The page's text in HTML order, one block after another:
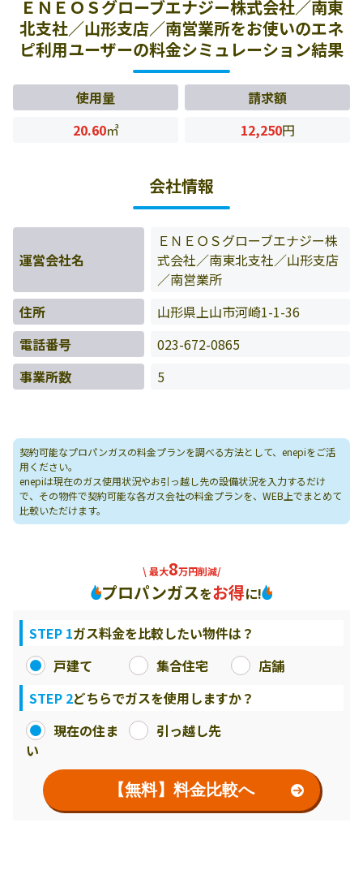
金データをもとに料金情報などを表示しています。
ＥＮＥＯＳグローブエナジー株式会社／南東
北支社／山形支店／南営業所をお使いのエネ
ピ利用ユーザーの料金シミュレーション結果
使用量
請求額
20.60㎥ 12,250円
会社情報
運営会社名
ＥＮＥＯＳグローブエナジー株
式会社／南東北支社／山形支店
／南営業所
住所
山形県上山市河崎1-1-36
電話番号
023-672-0865
事業所数
5
契約可能なプロパンガスの料金プランを調べる方法として、enepiをご活
用ください。
enepiは現在のガス使用状況やお引っ越し先の設備状況を入力するだけ
で、その物件で契約可能な各ガス会社の料金プランを、WEB上でまとめて
比較いただけます。
\ 最大8万円削減/
プロパンガスをお得に!
STEP 1ガス料金を比較したい物件は？
戸建て
集合住宅
店舗
STEP 2どちらでガスを使用しますか？
現在の住ま
い
引っ越し先
【無料】料金比較へ